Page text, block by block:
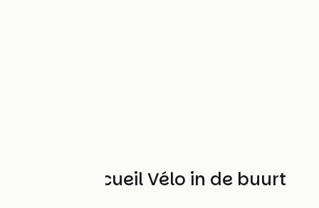
Andere Accueil Vélo in de buurt